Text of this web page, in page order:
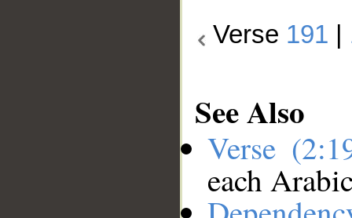
Verse 191
See Also
Verse
each